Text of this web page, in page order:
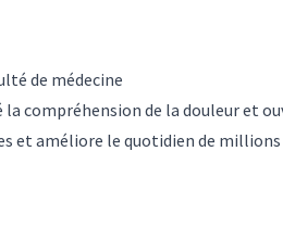
de médecine
compréhension de la douleur et
et améliore le quotidien de